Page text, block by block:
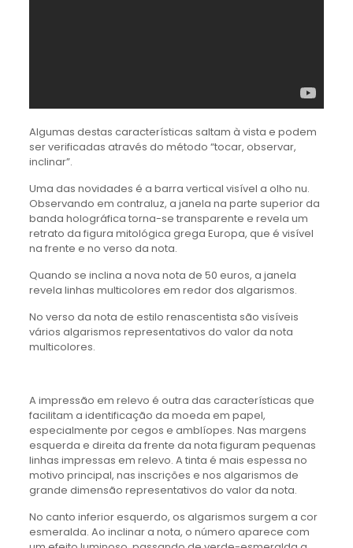
Algumas destas características saltam à vista e podem
ser verificadas através do método “tocar, observar,
inclinar”.
Uma das novidades é a barra vertical visível a olho nu.
Observando em contraluz, a janela na parte superior da
banda holográfica torna-se transparente e revela um
retrato da figura mitológica grega Europa, que é visível
na frente e no verso da nota.
Quando se inclina a nova nota de 50 euros, a janela
revela linhas multicolores em redor dos algarismos.
No verso da nota de estilo renascentista são visíveis
vários algarismos representativos do valor da nota
multicolores.
A impressão em relevo é outra das características que
facilitam a identificação da moeda em papel,
especialmente por cegos e amblíopes. Nas margens
esquerda e direita da frente da nota figuram pequenas
linhas impressas em relevo. A tinta é mais espessa no
motivo principal, nas inscrições e nos algarismos de
grande dimensão representativos do valor da nota.
No canto inferior esquerdo, os algarismos surgem a cor
esmeralda. Ao inclinar a nota, o número aparece com